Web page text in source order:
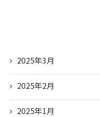
2025年3月
2025年2月
2025年1月